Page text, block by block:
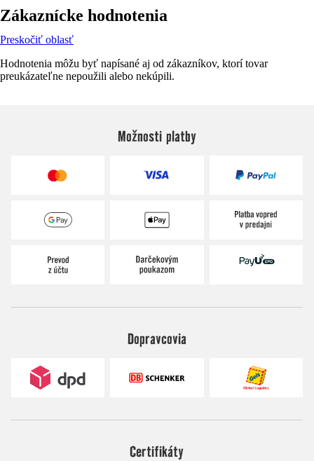
Zákaznícke hodnotenia
Preskočiť oblasť
Hodnotenia môžu byť napísané aj od zákazníkov, ktorí tovar
preukázateľne nepoužili alebo nekúpili.
Možnosti platby
Dopravcovia
Certifikáty